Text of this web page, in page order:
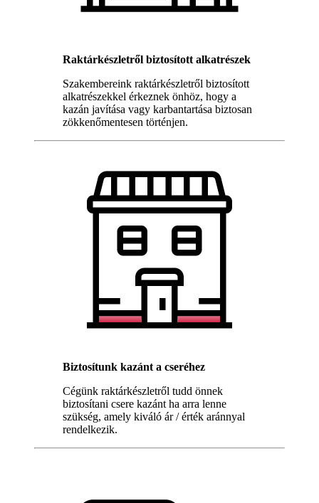
Raktárkészletről biztosított alkatrészek
Szakembereink raktárkészletről biztosított
alkatrészekkel érkeznek önhöz, hogy a
kazán javítása vagy karbantartása biztosan
zökkenőmentesen történjen.
Biztosítunk kazánt a cseréhez
Cégünk raktárkészletről tudd önnek
biztosítani csere kazánt ha arra lenne
szükség, amely kiváló ár / érték aránnyal
rendelkezik.